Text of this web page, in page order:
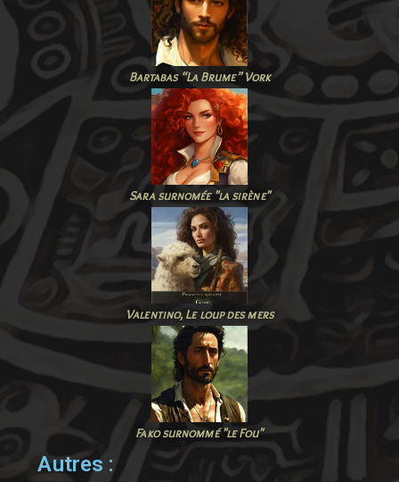
Bartabas “La Brume” Vork
Sara surnomée "la sirène"
Valentino, Leloupdes mers
Fako surnommé "le Fou"
Autres :